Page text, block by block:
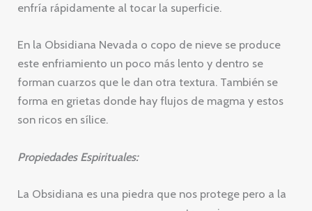
enfría rápidamente al tocar la superficie.
En la Obsidiana Nevada o copo de nieve se produce
este enfriamiento un poco más lento y dentro se
forman cuarzos que le dan otra textura. También se
forma en grietas donde hay flujos de magma y estos
son ricos en sílice.
Propiedades Espirituales:
La Obsidiana es una piedra que nos protege pero a la